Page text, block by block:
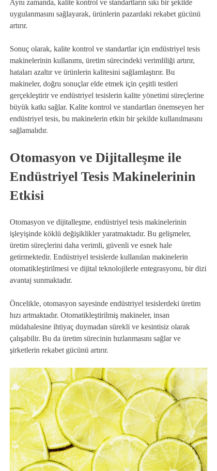
Aynı zamanda, kalite kontrol ve standartların sıkı bir şekilde
uygulanmasını sağlayarak, ürünlerin pazardaki rekabet gücünü
artırır.
Sonuç olarak, kalite kontrol ve standartlar için endüstriyel tesis
makinelerinin kullanımı, üretim sürecindeki verimliliği artırır,
hataları azaltır ve ürünlerin kalitesini sağlamlaştırır. Bu
makineler, doğru sonuçlar elde etmek için çeşitli testleri
gerçekleştirir ve endüstriyel tesislerin kalite yönetimi süreçlerine
büyük katkı sağlar. Kalite kontrol ve standartları önemseyen her
endüstriyel tesis, bu makinelerin etkin bir şekilde kullanılmasını
sağlamalıdır.
Otomasyon ve Dijitalleşme ile
Endüstriyel Tesis Makinelerinin
Etkisi
Otomasyon ve dijitalleşme, endüstriyel tesis makinelerinin
işleyişinde köklü değişiklikler yaratmaktadır. Bu gelişmeler,
üretim süreçlerini daha verimli, güvenli ve esnek hale
getirmektedir. Endüstriyel tesislerde kullanılan makinelerin
otomatikleştirilmesi ve dijital teknolojilerle entegrasyonu, bir dizi
avantaj sunmaktadır.
Öncelikle, otomasyon sayesinde endüstriyel tesislerdeki üretim
hızı artmaktadır. Otomatikleştirilmiş makineler, insan
müdahalesine ihtiyaç duymadan sürekli ve kesintisiz olarak
çalışabilir. Bu da üretim sürecinin hızlanmasını sağlar ve
şirketlerin rekabet gücünü artırır.